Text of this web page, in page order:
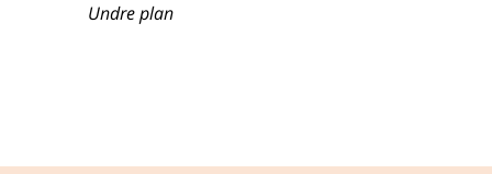
Undre plan